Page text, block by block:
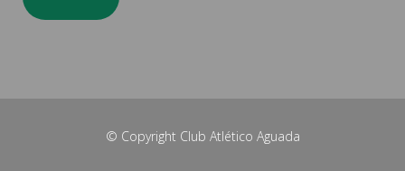
© Copyright Club Atlético Aguada